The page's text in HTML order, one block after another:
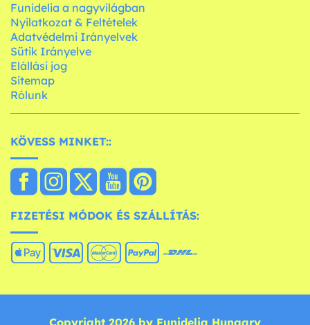
Funidelia a nagyvilágban
Nyilatkozat & Feltételek
Adatvédelmi Irányelvek
Sütik Irányelve
Elállási jog
Sitemap
Rólunk
KÖVESS MINKET::
FIZETÉSI MÓDOK ÉS SZÁLLÍTÁS: